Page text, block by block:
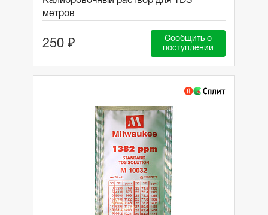
метров
250 ₽
Сообщить о
поступлении